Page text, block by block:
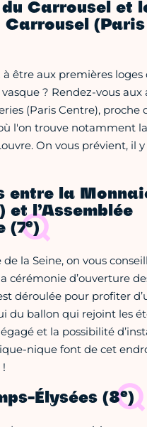
Carrousel et
Carrousel (Paris
à être aux premières loges
vasque ? Rendez-vous aux
(Paris Centre), proche
l'on trouve notamment la
On vous prévient, il y
entre la
) et l’Assemblée
(7e)
de la Seine, on vous
cérémonie d’ouverture
déroulée pour profiter
du ballon qui rejoint les
et la possibilité
nique font de cet
Élysées (8e)